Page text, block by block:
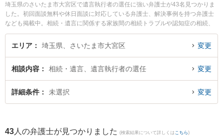
埼玉県のさいたま市大宮区で遺言執行者の選任に強い弁護士が43名見つかりま
した。初回面談無料や休日面談に対応している弁護士、解決事例を持つ弁護士
なども掲載中。相続・遺言に関係する家族間の相続トラブルや認知症の相続、
遺産分割等の細かな分野での絞り込み検索もでき便利です。特にサンライツ法
律事務所の田辺 晶夫弁護士や大宮ありあけ法律事務所の佐藤 都弁護士、弁護士
た遺言執行者の選任のトラブルを今すぐに弁護士に相談したい』『遺言執行者
の選任のトラブル解決の実績豊富な近くの弁護士を検索したい』『初回相談無
料で遺言執行者の選任を法律相談できるさいたま市大宮区内の弁護士に相談予
エリア 埼玉県、さいたま市大宮区 変更
相談内容 相続・遺言、遺言執行者の選任 変更
詳細条件 未選択 変更
43 人の弁護士が見つかりました (検索結果について詳しくは こちら)